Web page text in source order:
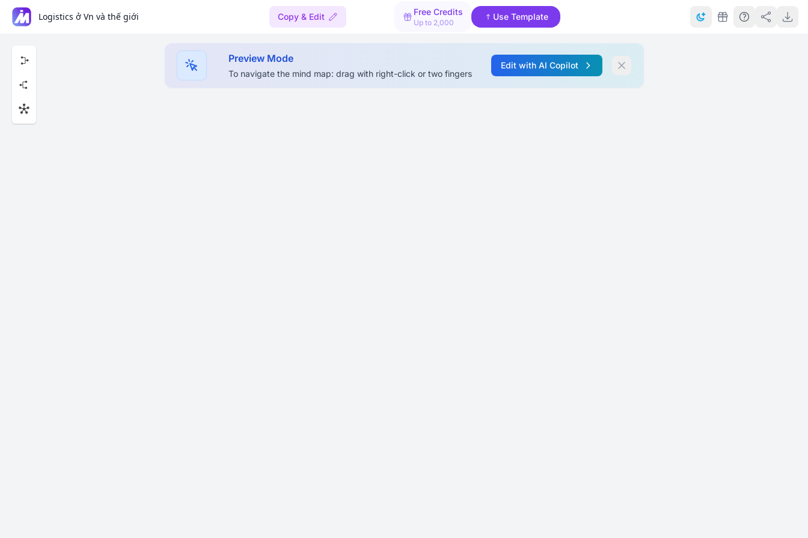
Logistics ở Vn và thế giới Copy & Edit Free Credits
Up to 2,000
Use Template
Preview Mode
To navigate the mind map: drag with right-click or two fingers
Edit with AI Copilot